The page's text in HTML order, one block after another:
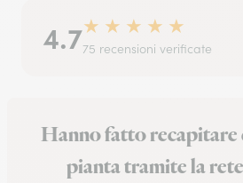
4.7★ ★ ★ ★ ★
75 recensioni verificate
Hanno fatto recapitare
pianta tramite la